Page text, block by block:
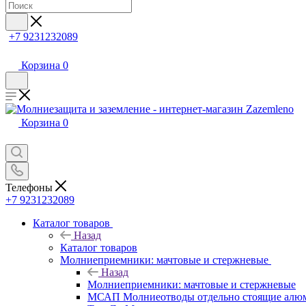
+7 9231232089
Корзина 0
Корзина 0
Телефоны
+7 9231232089
Каталог товаров
Назад
Каталог товаров
Молниеприемники: мачтовые и стержневые
Назад
Молниеприемники: мачтовые и стержневые
МСАП Молниеотводы отдельно стоящие